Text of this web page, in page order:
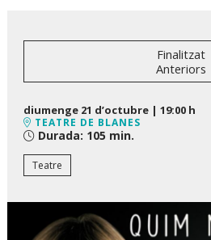
Finalitzat
Anteriors
diumenge 21 d’octubre | 19:00 h
TEATRE DE BLANES
Durada: 105 min.
Teatre